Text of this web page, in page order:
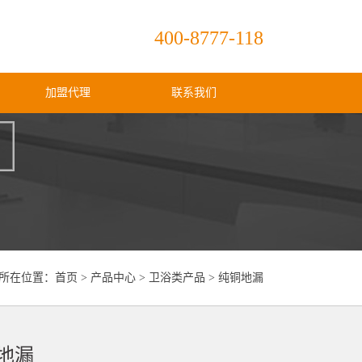
400-8777-118
加盟代理 联系我们
在位置： 首页 > 产品中心 > 卫浴类产品 > 纯铜地漏
漏